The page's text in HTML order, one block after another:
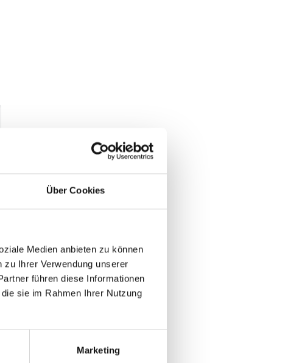
Über Cookies
Medien anbieten zu können
zu Ihrer Verwendung unserer
führen diese Informationen
sie im Rahmen Ihrer Nutzung
Marketing